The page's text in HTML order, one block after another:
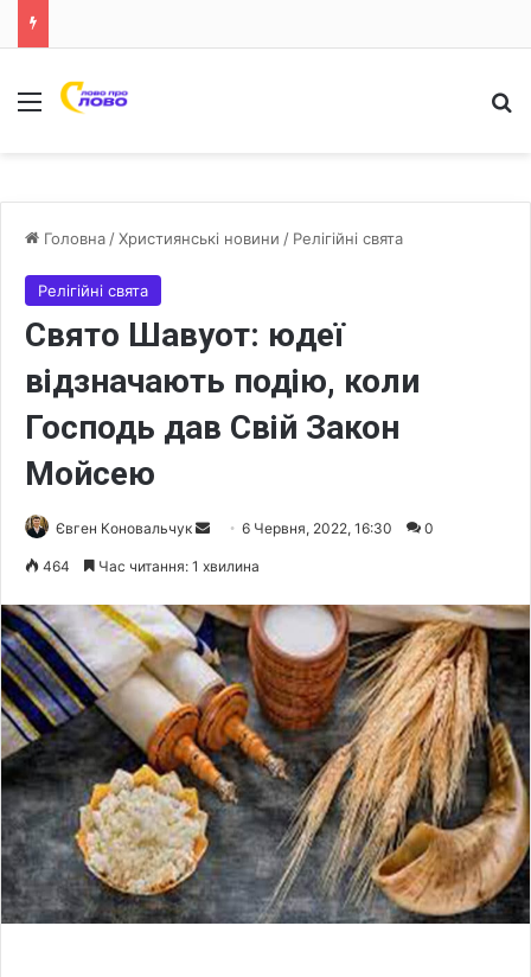
Меню
Головна /Християнські новини / Релігійні свята
Релігійні свята
Свято Шавуот: юдеї
відзначають подію, коли
Господь дав Свій Закон
Мойсею
Євген Коновальчук
d
a
n
e
m
a
i
l
6 Червня, 2022, 16:30 0
464 Час читання: 1 хвилина